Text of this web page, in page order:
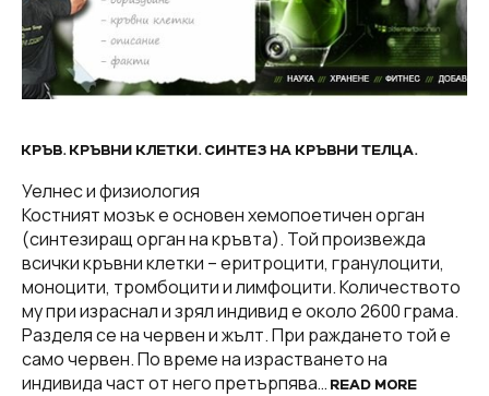
КРЪВ. КРЪВНИ КЛЕТКИ. СИНТЕЗ НА КРЪВНИ ТЕЛЦА.
Уелнес и физиология
Костният мозък е основен хемопоетичен орган
(синтезиращ орган на кръвта). Той произвежда
всички кръвни клетки – еритроцити, гранулоцити,
моноцити, тромбоцити и лимфоцити. Количеството
му при израснал и зрял индивид е около 2600 грама.
Разделя се на червен и жълт. При раждането той е
само червен. По време на израстването на
индивида част от него претърпява… READ MORE